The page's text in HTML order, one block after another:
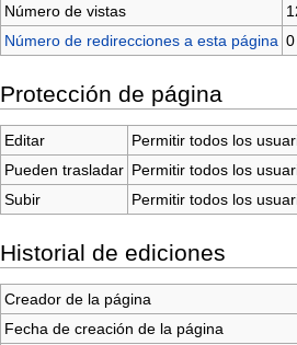
Número de vistas
Número de redirecciones a esta página 0
Protección de página
Editar
Permitir todos los
Pueden trasladar Permitir todos los
Subir
Permitir todos los
Historial de ediciones
Creador de la página
Fecha de creación de la página